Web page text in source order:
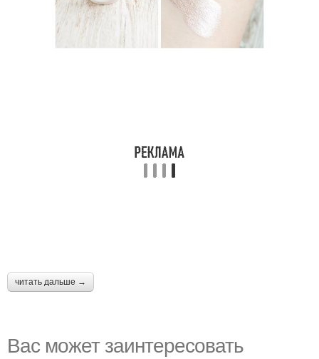
читать дальше →
Вас может заинтересовать